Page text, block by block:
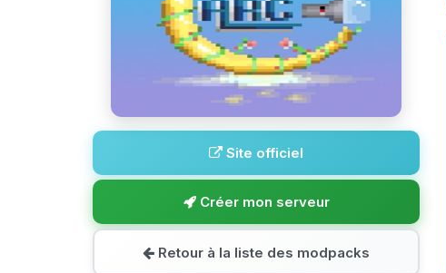
Site officiel
Créer mon serveur
Retour à la liste des modpacks